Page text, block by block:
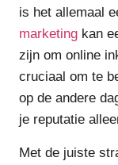
is het allemaal
marketing kan
zijn om online
cruciaal om te
op de andere
je reputatie
Met de juiste